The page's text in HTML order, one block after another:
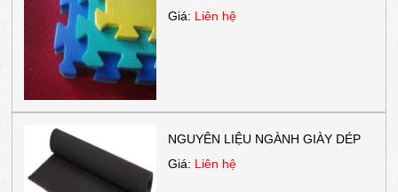
Giá: Liên hệ
NGUYÊN LIỆU NGÀNH GIÀY DÉP
Giá: Liên hệ